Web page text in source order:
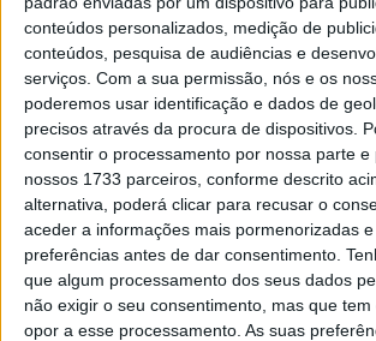
conteúdos personalizados, medição de
conteúdos, pesquisa de audiências e
serviços. Com a sua permissão, nós e os
poderemos usar identificação e dados de
precisos através da procura de dispositivos.
consentir o processamento por nossa parte e
nossos 1733 parceiros, conforme descrito
alternativa, poderá clicar para recusar o
aceder a informações mais pormenorizadas
preferências antes de dar consentimento.
que algum processamento dos seus dados
não exigir o seu consentimento, mas que
opor a esse processamento. As suas
redescobertos nas suas escolas,
cocriação artística.
As comemorações, organizadas pela
Comunidade Intermunicipal do Douro e
do Douro Património Mundial, decorrem
Ribeiro Conceição. O evento contará
ministro da Educação, Ciência e
da Comissão Nacional da UNESCO.
Esta e outras notícias para ouvir na